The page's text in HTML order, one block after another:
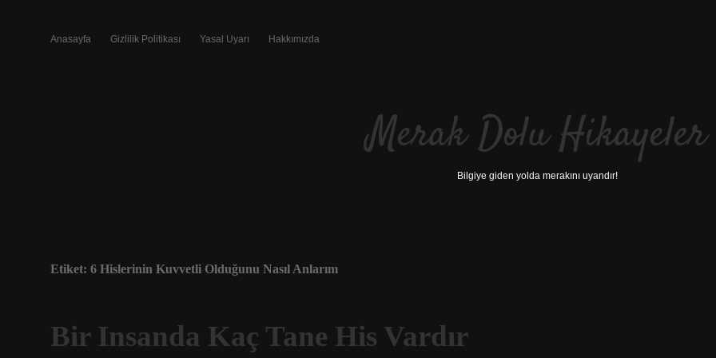
Anasayfa Gizlilik Politikası Yasal Uyarı Hakkımızda
Merak Dolu Hikayeler
Bilgiye giden yolda merakını uyandır!
Etiket: 6 Hislerinin Kuvvetli Olduğunu Nasıl Anlarım
Bir Insanda Kaç Tane His Vardır